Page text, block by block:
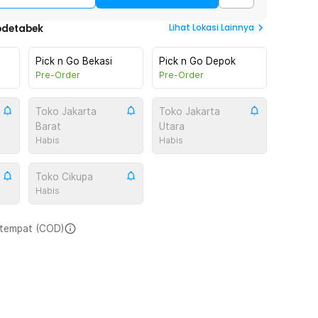
Lihat Lokasi Lainnya
Pick n Go Bekasi
Pre-Order
Pick n Go Depok
Pre-Order
Toko Jakarta
Barat
Habis
Toko Jakarta
Utara
Habis
Toko Cikupa
Habis
(COD)